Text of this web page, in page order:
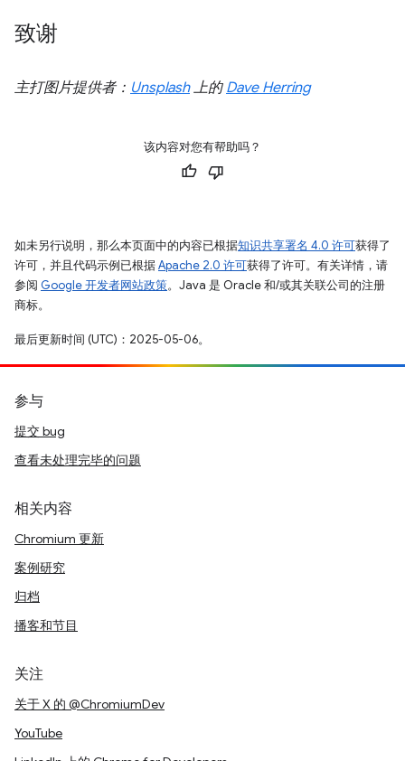
致谢
主打图片提供者： Unsplash上的 Dave Herring
该内容对您有帮助吗？
如未另行说明，那么本页面中的内容已根据知识共享署名 4.0 许可获得了
许可，并且代码示例已根据Apache 2.0 许可获得了许可。有关详情，请
参阅 Google 开发者网站政策。Java 是 Oracle 和/或其关联公司的注册
商标。
最后更新时间 (UTC)：2025-05-06。
参与
提交 bug
查看未处理完毕的问题
相关内容
Chromium 更新
案例研究
归档
播客和节目
关注
关于 X 的 @ChromiumDev
YouTube